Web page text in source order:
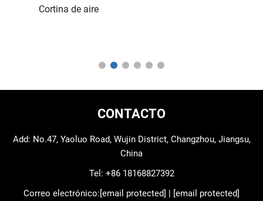
Cortina de aire
CONTACTO
Add: No.47, Yaoluo Road, Wujin District, Changzhou, Jiangsu,
China
Tel: +86 18168827392
Correo electrónico: [email protected] [email protected]